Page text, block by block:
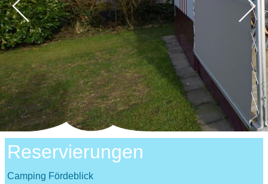
Reservierungen
Camping Fördeblick